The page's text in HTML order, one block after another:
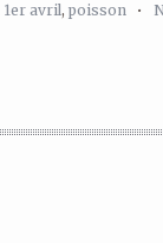
1er avril, poisson •